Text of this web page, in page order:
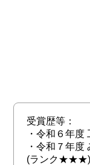
受賞歴等：
・令和６年度
・令和７年
(ランク★★★)